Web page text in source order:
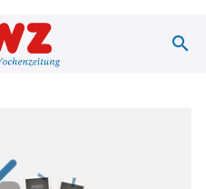
Suche | OWZ search